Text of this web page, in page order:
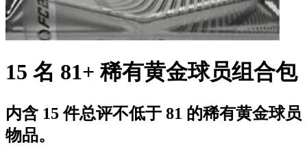
15 名 81+ 稀有黄金球员组合包
内含 15 件总评不低于 81 的稀有黄金球员
物品。